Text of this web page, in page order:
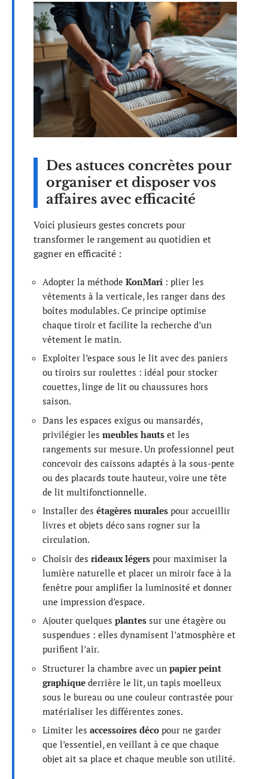
Des astuces concrètes pour
organiser et disposer vos
affaires avec efficacité
Voici plusieurs gestes concrets pour
transformer le rangement au quotidien et
gagner en efficacité :
Adopter la méthode KonMari : plier les
vêtements à la verticale, les ranger dans des
boîtes modulables. Ce principe optimise
chaque tiroir et facilite la recherche d’un
vêtement le matin.
Exploiter l’espace sous le lit avec des paniers
ou tiroirs sur roulettes : idéal pour stocker
couettes, linge de lit ou chaussures hors
saison.
Dans les espaces exigus ou mansardés,
privilégier les meubles hauts et les
rangements sur mesure. Un professionnel peut
concevoir des caissons adaptés à la sous-pente
ou des placards toute hauteur, voire une tête
de lit multifonctionnelle.
Installer des étagères murales pour accueillir
livres et objets déco sans rogner sur la
circulation.
Choisir des rideaux légers pour maximiser la
lumière naturelle et placer un miroir face à la
fenêtre pour amplifier la luminosité et donner
une impression d’espace.
Ajouter quelques plantes sur une étagère ou
suspendues : elles dynamisent l’atmosphère et
purifient l’air.
Structurer la chambre avec un papier peint
graphique derrière le lit, un tapis moelleux
sous le bureau ou une couleur contrastée pour
matérialiser les différentes zones.
Limiter les accessoires déco pour ne garder
que l’essentiel, en veillant à ce que chaque
objet ait sa place et chaque meuble son utilité.